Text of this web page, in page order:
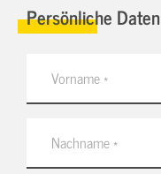
Persönliche Daten